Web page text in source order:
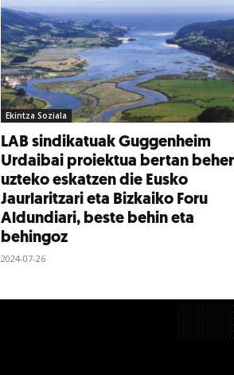
Ekintza Soziala
LAB sindikatuak Guggenheim
Urdaibai proiektua bertan
uzteko eskatzen die Eusko
Jaurlaritzari eta Bizkaiko Foru
Aldundiari, beste behin eta
behingoz
2024-07-26